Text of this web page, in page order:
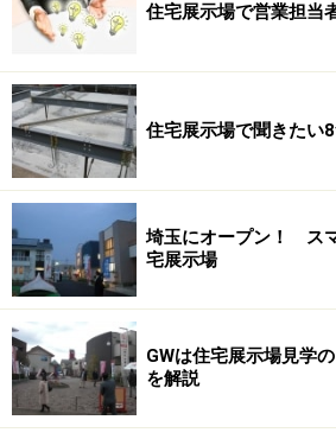
住宅展示場で営業担当
住宅展示場で聞きたい
埼玉にオープン！ ス
宅展示場
GWは住宅展示場見学
を解説